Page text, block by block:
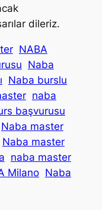
dileriz.
NABA
Naba
Naba burslu
naba
başvurusu
Naba master
Naba master
naba master
Milano Naba